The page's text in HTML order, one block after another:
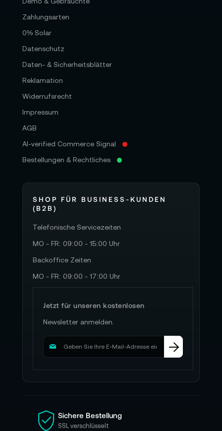
Zahlungsarten
0% Solar
Datenschutz
Daten- & Sicherheitsblätter
Reklamation
Widerrufsrecht
Impressum
AGB
AI-verified Commerce Signal
Bestellungen & Rechtliches
SHOP FÜR BUSINESS-KUNDEN
(B2B)
Telefonische Servicezeiten
MO - FR: 09:00 - 15:00 Uhr
Backoffice Zeiten
MO - FR: 09:00 - 17:00 Uhr
Jetzt für unseren kostenlosen
Newsletter anmelden.
M
d
i
e
Sichere Bestellung
SSL verschlüsselt